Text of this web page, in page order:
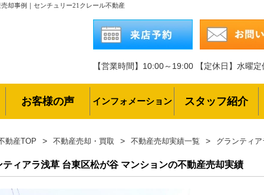
却事例｜センチュリー21クレール不動産
【営業時間】10:00～19:00 【定休日】水曜定
お客様の声 インフォメーション スタッフ紹介
動産TOP 不動産売却・買取 不動産売却実績一覧 グランティ
ティアラ浅草 台東区松が谷 マンションの不動産売却実績